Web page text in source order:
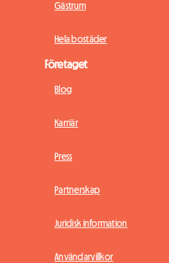
Gästrum
Hela bostäder
Företaget
Blog
Karriär
Press
Partnerskap
Juridisk information
Användarvillkor